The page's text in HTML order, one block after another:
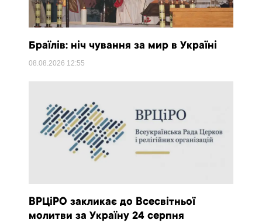
Браїлів: ніч чування за мир в Україні
08.08.2026 12:55
ВРЦіРО закликає до Всесвітньої
молитви за Україну 24 серпня